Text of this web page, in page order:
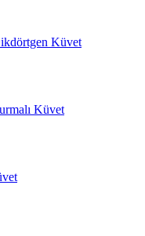
Küvet
Küvet